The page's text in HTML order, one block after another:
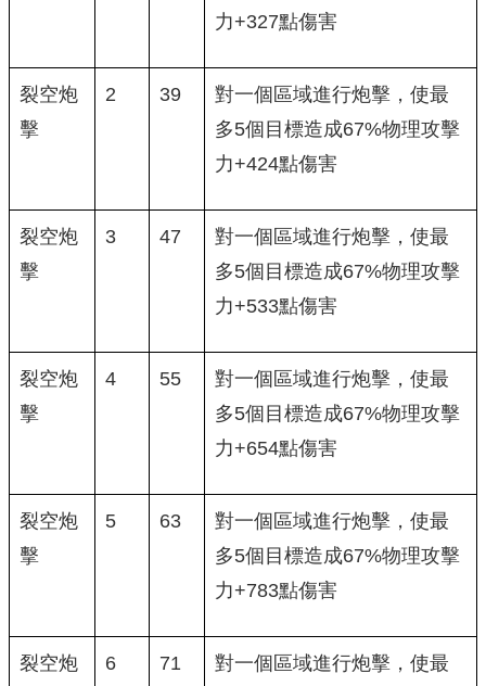
力+327點傷害
裂空炮
擊
2 39
對一個區域進行炮擊，使最
多5個目標造成67%物理攻擊
力+424點傷害
裂空炮
擊
3 47
對一個區域進行炮擊，使最
多5個目標造成67%物理攻擊
力+533點傷害
裂空炮
擊
4 55
對一個區域進行炮擊，使最
多5個目標造成67%物理攻擊
力+654點傷害
裂空炮
擊
5 63
對一個區域進行炮擊，使最
多5個目標造成67%物理攻擊
力+783點傷害
裂空炮
6 71
對一個區域進行炮擊，使最